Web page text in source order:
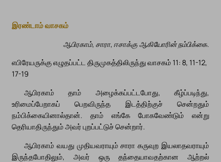
இரண்டாம் வாசகம்
ஆபிரகாம், சாரா, ஈசாக்கு ஆகியோரின் நம்பிக்கை.
எபிரேயருக்கு எழுதப்பட்ட திருமுகத்திலிருந்து வாசகம் 11: 8, 11-12,
17-19
ஆபிரகாம் தாம் அழைக்கப்பட்டபோது, கீழ்ப்படிந்து,
உரிமைப்பேறாகப் பெறவிருந்த இடத்திற்குச் சென்றதும்
நம்பிக்கையினால்தான். தாம் எங்கே போகவேண்டும் என்று
தெரியாதிருந்தும் அவர் புறப்பட்டுச் சென்றார்.
ஆபிரகாம் வயது முதியவராயும் சாரா கருவுற இயலாதவராயும்
இருந்தபோதிலும், அவர் ஒரு தந்தையாவதற்கான ஆற்றல்